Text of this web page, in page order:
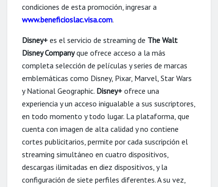
condiciones de esta promoción, ingresar a
www.beneficioslac.visa.com.
Disney+ es el servicio de streaming de The Walt
Disney Companyque ofrece acceso a la más
completa selección de películas y series de marcas
emblemáticas como Disney, Pixar, Marvel, Star Wars
y National Geographic. Disney+ ofrece una
experiencia y un acceso inigualable a sus suscriptores,
en todo momento y todo lugar. La plataforma, que
cuenta con imagen de alta calidad y no contiene
cortes publicitarios, permite por cada suscripción el
streaming simultáneo en cuatro dispositivos,
descargas ilimitadas en diez dispositivos, y la
configuración de siete perfiles diferentes. A su vez,